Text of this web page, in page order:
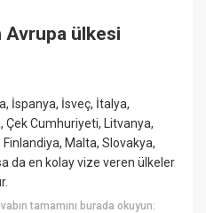
Avrupa ülkesi
İspanya, İsveç, İtalya,
Çek Cumhuriyeti, Litvanya,
Malta, Slovakya,
da en kolay vize veren ülkeler
tamamını burada okuyun: